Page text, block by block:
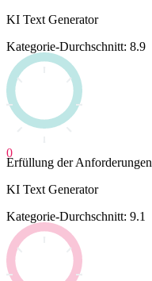
KI Text Generator
Kategorie-Durchschnitt: 8.9
0
Erfüllung der Anforderungen
KI Text Generator
Kategorie-Durchschnitt: 9.1